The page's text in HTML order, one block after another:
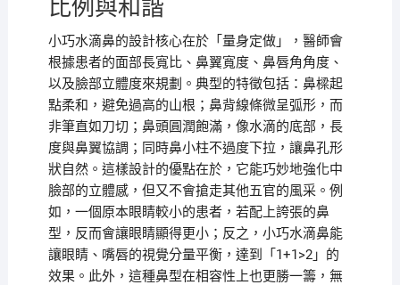
比例與和諧
小巧水滴鼻的設計核心在於「量身定做」，醫師會
根據患者的面部長寬比、鼻翼寬度、鼻唇角角度、
以及臉部立體度來規劃。典型的特徵包括：鼻樑起
點柔和，避免過高的山根；鼻背線條微呈弧形，而
非筆直如刀切；鼻頭圓潤飽滿，像水滴的底部，長
度與鼻翼協調；同時鼻小柱不過度下拉，讓鼻孔形
狀自然。這樣設計的優點在於，它能巧妙地強化中
臉部的立體感，但又不會搶走其他五官的風采。例
如，一個原本眼睛較小的患者，若配上誇張的鼻
型，反而會讓眼睛顯得更小；反之，小巧水滴鼻能
讓眼睛、嘴唇的視覺分量平衡，達到「1+1>2」的
效果。此外，這種鼻型在相容性上也更勝一籌，無